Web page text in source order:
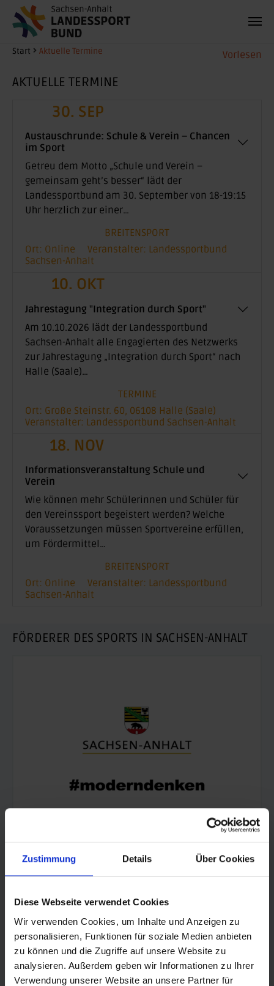
Zustimmung Details Über Cookies
Diese Webseite verwendet Cookies
Wir verwenden Cookies, um Inhalte und Anzeigen zu
personalisieren, Funktionen für soziale Medien anbieten
zu können und die Zugriffe auf unsere Website zu
analysieren. Außerdem geben wir Informationen zu Ihrer
Verwendung unserer Website an unsere Partner für
Zum Hauptinhalt springen Vorlesen
Sie sind hier:
Start Aktuelle Termine
AKTUELLE TERMINE
30. SEP
Austauschrunde: Schule & Verein – Chancen
im Sport
Getreu dem Motto „Schule und Verein –
gemeinsam geht’s besser“ lädt der
Landessportbund am 30. September von 18-19:15
Uhr herzlich zur einer…
BREITENSPORT
Ort: Online
Veranstalter: Landessportbund
Sachsen-Anhalt
10. OKT
Jahrestagung "Integration durch Sport"
Am 10.10.2026 lädt der Landessportbund
Sachsen-Anhalt alle Engagierten des Netzwerks
zur Jahrestagung „Integration durch Sport“ nach
Halle (Saale)…
TERMINE
Ort: Große Steinstr. 60, 06108 Halle (Saale)
Veranstalter: Landessportbund Sachsen-Anhalt
18. NOV
Informationsveranstaltung Schule und
Verein
Wie können mehr Schülerinnen und Schüler für
den Vereinssport begeistert werden? Welche
Voraussetzungen müssen Sportvereine erfüllen,
um Fördermittel…
BREITENSPORT
Ort: Online
Veranstalter: Landessportbund
Sachsen-Anhalt
FÖRDERER DES SPORTS IN SACHSEN-ANHALT
© Land Sachsen-Anhalt